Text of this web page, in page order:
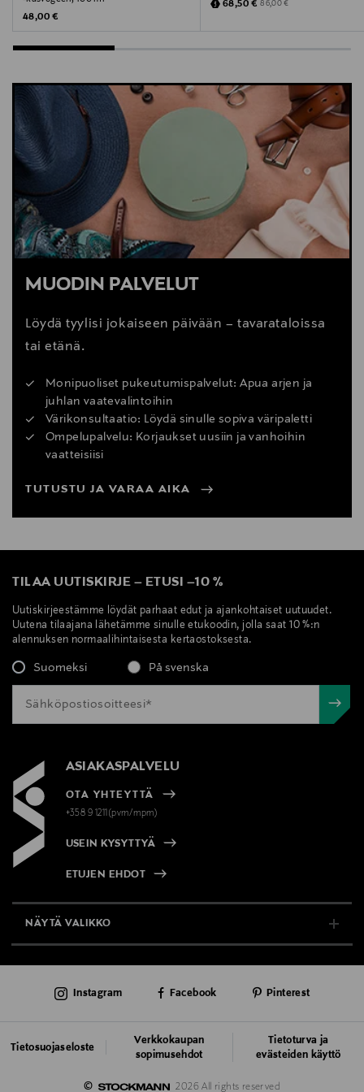
Original Price
48,00 €
Discounted Price
68,50 € Original Price
86,00 €
MUODIN PALVELUT
Löydä tyylisi jokaiseen päivään – tavarataloissa
tai etänä.
Monipuoliset pukeutumispalvelut: Apua arjen ja
juhlan vaatevalintoihin
Värikonsultaatio: Löydä sinulle sopiva väripaletti
Ompelupalvelu: Korjaukset uusiin ja vanhoihin
vaatteisiisi
TUTUSTU JA VARAA AIKA
TILAA UUTISKIRJE – ETUSI –10 %
Uutiskirjeestämme löydät parhaat edut ja ajankohtaiset uutuudet.
Uutena tilaajana lähetämme sinulle etukoodin, jolla saat 10 %:n
alennuksen normaalihintaisesta kertaostoksesta.
Suomeksi På svenska
ASIAKASPALVELU
OTA YHTEYTTÄ
+358 9 1211(pvm/mpm)
USEIN KYSYTTYÄ
ETUJEN EHDOT
NÄYTÄ VALIKKO
AJANKOHTAISTA
©
2026 All rights reserved
Tietosuojaseloste
Verkkokaupan
sopimusehdot
Tietoturva ja
evästeiden käyttö
Instagram Facebook Pinterest